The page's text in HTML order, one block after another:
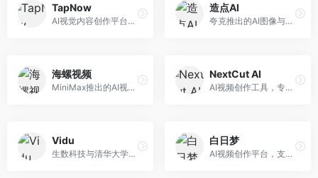
TapNow
AI视觉内容创作平台，整合图像与视频生成能力。面向内容创作者，提供文生图、文生视频、智能编辑等服务，创作工具丰富，一站式体验便捷。
造点AI
夸克推出的AI图像与视频创作平台。面向普通用户和内容创作者，提供文生图、文生视频等功能，操作简便，与夸克生态深度整合。
海螺视频
MiniMax推出的AI视频生成工具，支持高质量视频创作。面向内容创作者，提供文生视频、视频编辑等功能，生成速度快，视频效果自然流畅。
NextCut AI
AI视频创作工具，专注于智能剪辑和视频生成。面向视频创作者，提供智能剪辑、视频生成、特效添加等功能，剪辑效率高，适合快节奏内容生产。
Vidu
生数科技与清华大学联合研发的AI视频生成大模型。面向视频创作者和内容生产者，支持文生视频、图生视频，视频质量高，物理运动理解准确，国产视频生成领先工具。
白日梦
AI视频创作平台，支持生成长达50分钟的长视频内容。面向长视频创作者和内容生产者，支持故事视频生成、视频编辑等功能，适合叙事性内容创作。